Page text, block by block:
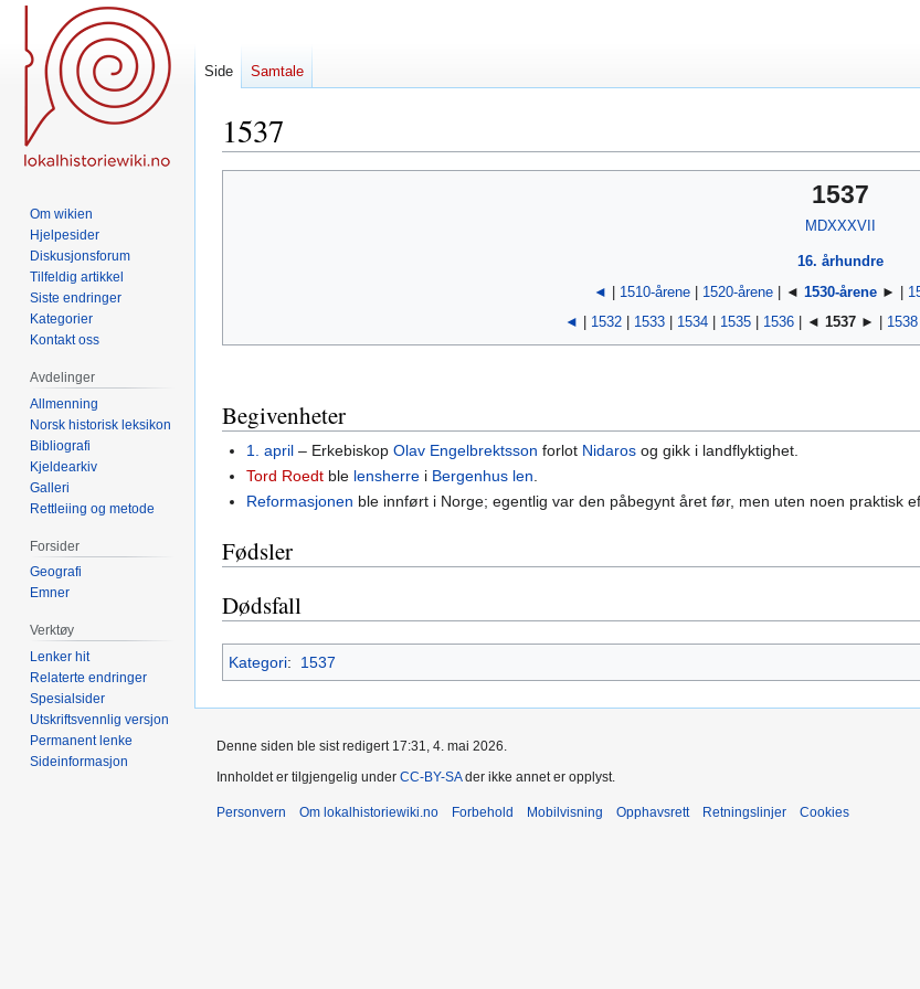
1537
1537
MDXXXVII
16. århundre
◄ | 1510-årene| 1520-årene| ◄ 1530-årene► |
◄
1532| 1533| 1534| 1535| 1536| ◄ 1537► | 1538|
Begivenheter
1. april – ErkebiskopOlav Engelbrektsson forlot Nidaros og gikk i landflyktighet.
Tord Roedt ble lensherre i Bergenhus len
Reformasjonen ble innført i Norge; egentlig var den påbegynt året før, men uten noen praktisk
Fødsler
Dødsfall
Kategori: 1537
Side Samtale
Om wikien
Hjelpesider
Diskusjonsforum
Tilfeldig artikkel
Siste endringer
Kategorier
Kontakt oss
Avdelinger
Allmenning
Norsk historisk leksikon
Bibliografi
Kjeldearkiv
Galleri
Rettleiing og metode
Forsider
Geografi
Emner
Verktøy
Lenker hit
Relaterte endringer
Spesialsider
Utskriftsvennlig versjon
Permanent lenke
Sideinformasjon
Denne siden ble sist redigert 17:31, 4. mai 2026.
Innholdet er tilgjengelig under CC-BY-SAder ikke annet er opplyst.
Personvern Om lokalhistoriewiki.no Forbehold Mobilvisning Opphavsrett Retningslinjer Cookies